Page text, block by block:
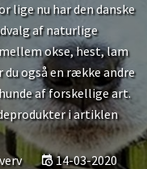
lige nu har den danske
af naturlige
okse, hest, lam
også en række andre
af forskellige art.
i artiklen
14-03-2020